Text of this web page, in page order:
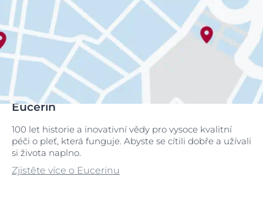
Eucerin
100 let historie a inovativní vědy pro vysoce kvalitní
péči o pleť, která funguje. Abyste se cítili dobře a užívali
si života naplno.
Zjistěte více o Eucerinu